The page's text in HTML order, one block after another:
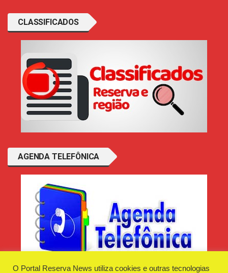
CLASSIFICADOS
AGENDA TELEFÔNICA
O Portal Reserva News utiliza cookies e outras tecnologias